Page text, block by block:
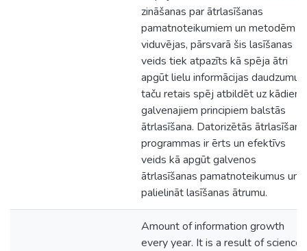
zināšanas par ātrlasīšanas
pamatnoteikumiem un metodēm ir
viduvējas, pārsvarā šis lasīšanas
veids tiek atpazīts kā spēja ātri
apgūt lielu informācijas daudzumu,
taču retais spēj atbildēt uz kādiem
galvenajiem principiem balstās
ātrlasīšana. Datorizētās
programmas ir ērts un efektīvs
veids kā apgūt galvenos
ātrlasīšanas pamatnoteikumus un
palielināt lasīšanas ātrumu.
Amount of information growth
every year. It is a result of science